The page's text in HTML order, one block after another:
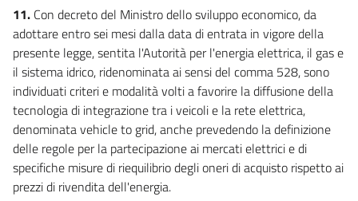
11. Con decreto del Ministro dello sviluppo economico, da
adottare entro sei mesi dalla data di entrata in vigore della
presente legge, sentita l'Autorità per l'energia elettrica, il gas e
il sistema idrico, ridenominata ai sensi del comma 528, sono
individuati criteri e modalità volti a favorire la diffusione della
tecnologia di integrazione tra i veicoli e la rete elettrica,
denominata vehicle to grid, anche prevedendo la definizione
delle regole per la partecipazione ai mercati elettrici e di
specifiche misure di riequilibrio degli oneri di acquisto rispetto ai
prezzi di rivendita dell'energia.